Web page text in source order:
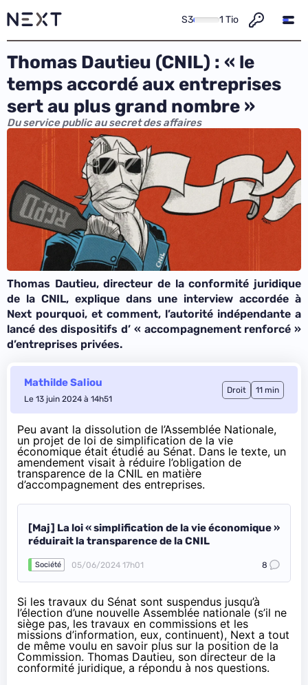
S3 1 Tio
Thomas Dautieu (CNIL) : « le
temps accordé aux entreprises
sert au plus grand nombre »
Du service public au secret des affaires
Thomas Dautieu, directeur de la conformité juridique
de la CNIL, explique dans une interview accordée à
Next pourquoi, et comment, l’autorité indépendante a
lancé des dispositifs d’ « accompagnement renforcé »
d’entreprises privées.
Mathilde Saliou
Le 13 juin 2024 à 14h51
Droit 11 min
Peu avant la dissolution de l’Assemblée Nationale,
un projet de loi de simplification de la vie
économique était étudié au Sénat. Dans le texte, un
amendement visait à réduire l’obligation de
transparence de la CNIL en matière
d’accompagnement des entreprises.
[Maj] La loi « simplification de la vie économique »
réduirait la transparence de la CNIL
Société 05/06/2024 17h01 8
Si les travaux du Sénat sont suspendus jusqu’à
l’élection d’une nouvelle Assemblée nationale (s’il ne
siège pas, les travaux en commissions et les
missions d’information, eux, continuent), Next a tout
de même voulu en savoir plus sur la position de la
Commission. Thomas Dautieu, son directeur de la
conformité juridique, a répondu à nos questions.